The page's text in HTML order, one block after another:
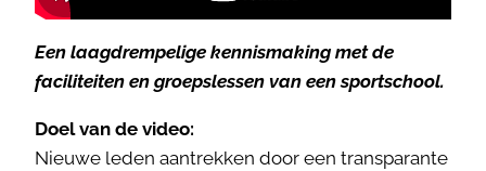
Een laagdrempelige kennismaking met de
faciliteiten en groepslessen van een sportschool.
Doel van de video:
Nieuwe leden aantrekken door een transparante